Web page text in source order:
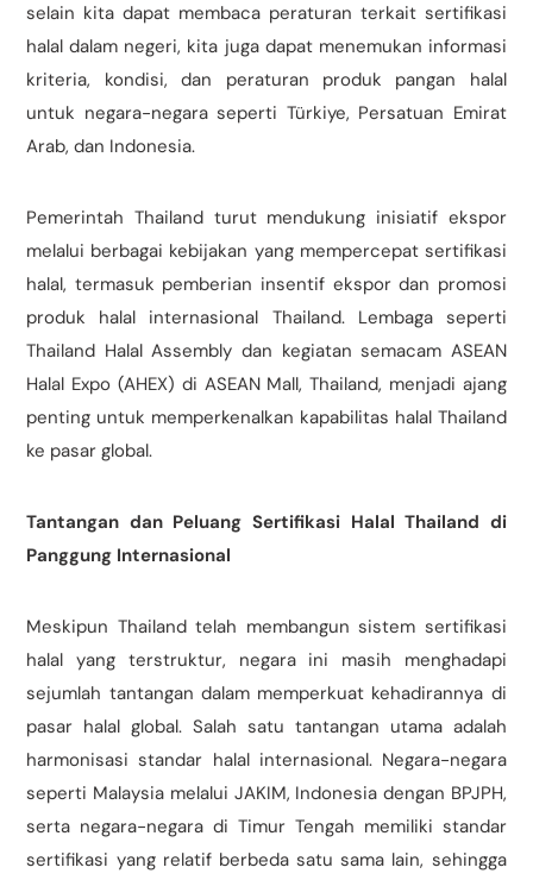
selain kita dapat membaca peraturan terkait sertifikasi
halal dalam negeri, kita juga dapat menemukan informasi
kriteria, kondisi, dan peraturan produk pangan halal
untuk negara-negara seperti Türkiye, Persatuan Emirat
Arab, dan Indonesia.
Pemerintah Thailand turut mendukung inisiatif ekspor
melalui berbagai kebijakan yang mempercepat sertifikasi
halal, termasuk pemberian insentif ekspor dan promosi
produk halal internasional Thailand. Lembaga seperti
Thailand Halal Assembly dan kegiatan semacam ASEAN
Halal Expo (AHEX) di ASEAN Mall, Thailand, menjadi ajang
penting untuk memperkenalkan kapabilitas halal Thailand
ke pasar global.
Tantangan dan Peluang Sertifikasi Halal Thailand di
Panggung Internasional
Meskipun Thailand telah membangun sistem sertifikasi
halal yang terstruktur, negara ini masih menghadapi
sejumlah tantangan dalam memperkuat kehadirannya di
pasar halal global. Salah satu tantangan utama adalah
harmonisasi standar halal internasional. Negara-negara
seperti Malaysia melalui JAKIM, Indonesia dengan BPJPH,
serta negara-negara di Timur Tengah memiliki standar
sertifikasi yang relatif berbeda satu sama lain, sehingga